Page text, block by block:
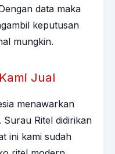
data maka
keputusan
mungkin.
Jual
menawarkan
Surau Ritel didirikan
ini kami sudah